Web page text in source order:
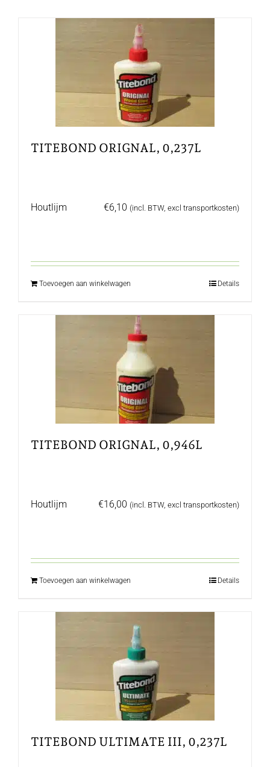
TITEBOND ORIGNAL, 0,237L
Houtlijm €6,10 (incl. BTW, excl transportkosten)
Toevoegen aan winkelwagen Details
TITEBOND ORIGNAL, 0,946L
Houtlijm €16,00 (incl. BTW, excl transportkosten)
Toevoegen aan winkelwagen Details
TITEBOND ULTIMATE III, 0,237L